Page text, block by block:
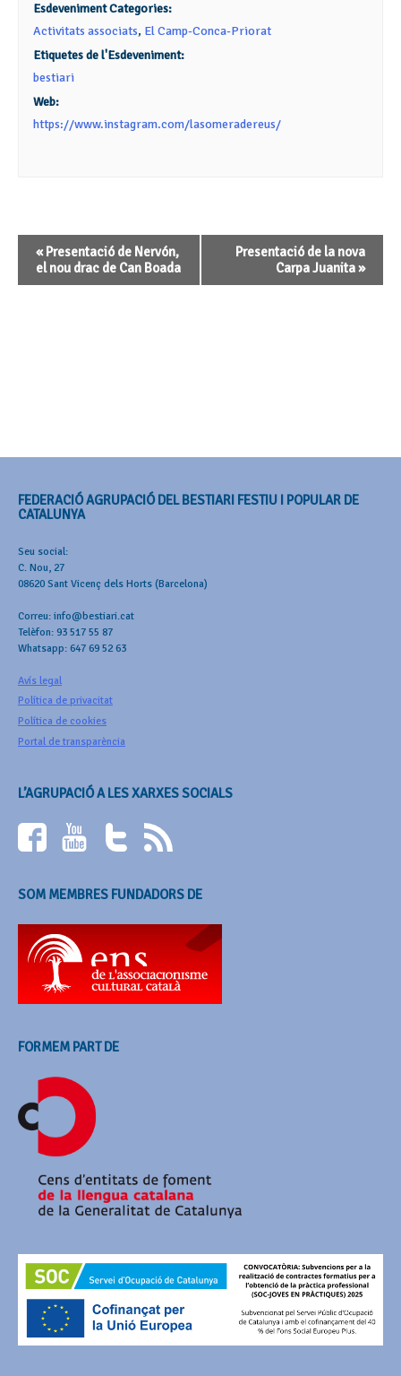
Esdeveniment Categories:
Activitats associats, El Camp-Conca-Priorat
Etiquetes de l'Esdeveniment:
bestiari
Web:
https://www.instagram.com/lasomeradereus/
Navegació
d'Esdeveniment
«Presentació de Nervón,
el nou drac de Can Boada
Presentació de la nova
Carpa Juanita»
FEDERACIÓ AGRUPACIÓ DEL BESTIARI FESTIU I POPULAR DE
CATALUNYA
Seu social:
C. Nou, 27
08620 Sant Vicenç dels Horts (Barcelona)
Correu: info@bestiari.cat
Telèfon: 93 517 55 87
Whatsapp: 647 69 52 63
Avís legal
Política de privacitat
Política de cookies
Portal de transparència
L’AGRUPACIÓ A LES XARXES SOCIALS
SOM MEMBRES FUNDADORS DE
FORMEM PART DE